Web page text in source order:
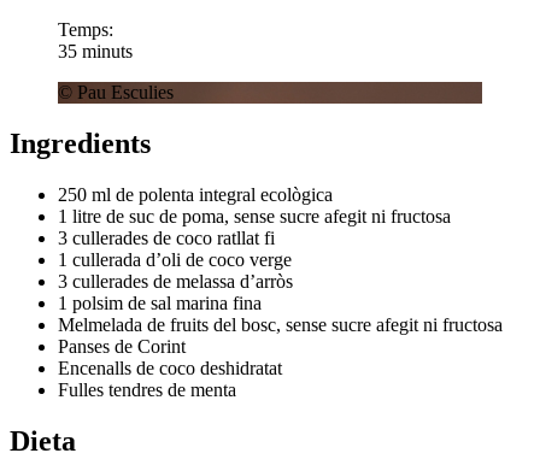
Temps:
35 minuts
© Pau Esculies
Ingredients
250 ml de polenta integral ecològica
1 litre de suc de poma, sense sucre afegit ni fructosa
3 cullerades de coco ratllat fi
1 cullerada d’oli de coco verge
3 cullerades de melassa d’arròs
1 polsim de sal marina fina
Melmelada de fruits del bosc, sense sucre afegit ni fructosa
Panses de Corint
Encenalls de coco deshidratat
Fulles tendres de menta
Dieta